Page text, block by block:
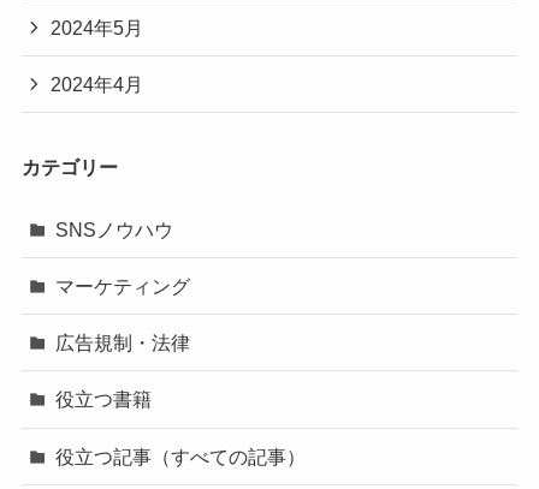
2024年5月
2024年4月
カテゴリー
SNSノウハウ
マーケティング
広告規制・法律
役立つ書籍
役立つ記事（すべての記事）